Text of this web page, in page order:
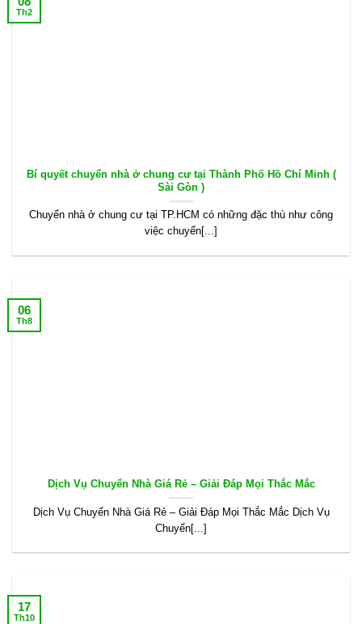
Bí quyết chuyển nhà ở chung cư tại Thành Phố Hồ Chí Minh (
Sài Gòn )
Chuyển nhà ở chung cư tại TP.HCM có những đặc thù như công
việc chuyển[...]
Th2
Dịch Vụ Chuyển Nhà Giá Rẻ – Giải Đáp Mọi Thắc Mắc
Dịch Vụ Chuyển Nhà Giá Rẻ – Giải Đáp Mọi Thắc Mắc Dịch Vụ
Chuyển[...]
06
Th8
17
Th10